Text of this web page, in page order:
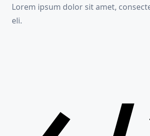
Lorem ipsum dolor sit amet,
eli.